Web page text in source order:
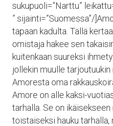
sukupuoli=”Narttu”
” sijainti=”Suomessa”/
tapaan kadulta. Tällä
omistaja hakee sen
kuitenkaan suureksi
jollekin muulle
Amoresta oma
Amore on alle kaksi-
tarhalla. Se on
toistaiseksi hauku